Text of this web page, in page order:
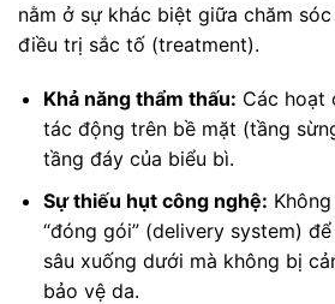
nằm ở sự khác biệt giữa chăm
điều trị sắc tố (treatment).
Khả năng thẩm thấu: Các hoạt
tác động trên bề mặt (tầng
tầng đáy của biểu bì.
Sự thiếu hụt công nghệ:
“đóng gói” (delivery system)
sâu xuống dưới mà không bị
bảo vệ da.